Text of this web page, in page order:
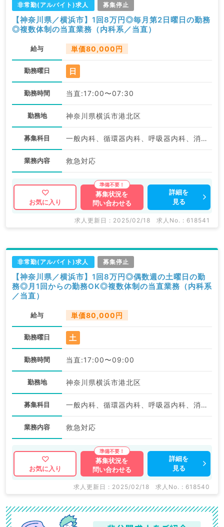
非常勤(アルバイト)求人 募集停止
【神奈川県／横浜市】1回8万円◎毎月第2日曜日の勤務
◎複数体制の当直業務（内科系／当直）
給与 単価80,000円
勤務曜日 日
勤務時間 当直:17:00〜07:30
勤務地 神奈川県横浜市港北区
募集科目 一般内科、循環器内科、呼吸器内科、消化器内科、腎臓内科、血液内科
業務内容 救急対応
お気に入り
募集状況を
問い合わせる
詳細を
見る
求人更新日 : 2025/02/18 求人No. : 618541
非常勤(アルバイト)求人 募集停止
【神奈川県／横浜市】1回8万円◎偶数週の土曜日の勤
務◎月1回からの勤務OK◎複数体制の当直業務（内科系
／当直）
給与 単価80,000円
勤務曜日 土
勤務時間 当直:17:00〜09:00
勤務地 神奈川県横浜市港北区
募集科目 一般内科、循環器内科、呼吸器内科、消化器内科、腎臓内科、血液内科
業務内容 救急対応
お気に入り
募集状況を
問い合わせる
詳細を
見る
求人更新日 : 2025/02/18 求人No. : 618540